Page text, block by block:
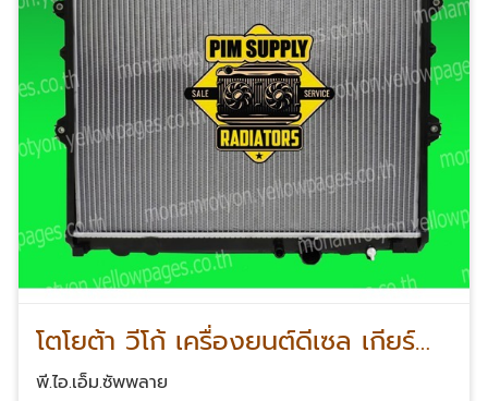
โตโยต้า วีโก้ เครื่องยนต์ดีเซล เกียร์
ธรรมดา
พี.ไอ.เอ็ม.ซัพพลาย